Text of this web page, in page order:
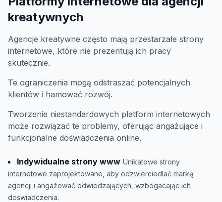
kreatywnych
Agencje kreatywne często mają przestarzałe strony
internetowe, które nie prezentują ich pracy
skutecznie.
Te ograniczenia mogą odstraszać potencjalnych
klientów i hamować rozwój.
Tworzenie niestandardowych platform internetowych
może rozwiązać te problemy, oferując angażujące i
funkcjonalne doświadczenia online.
Indywidualne strony www Unikatowe strony
internetowe zaprojektowane, aby odzwierciedlać markę
agencji i angażować odwiedzających, wzbogacając ich
doświadczenia.